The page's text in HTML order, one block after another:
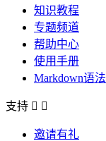
知识教程
专题频道
帮助中心
使用手册
Markdown语法
支持  
邀请有礼